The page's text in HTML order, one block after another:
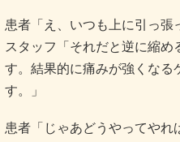
患者「え、いつも上に引っ張
スタッフ「それだと逆に縮め
す。結果的に痛みが強くなる
す。」
患者「じゃあどうやってやれ